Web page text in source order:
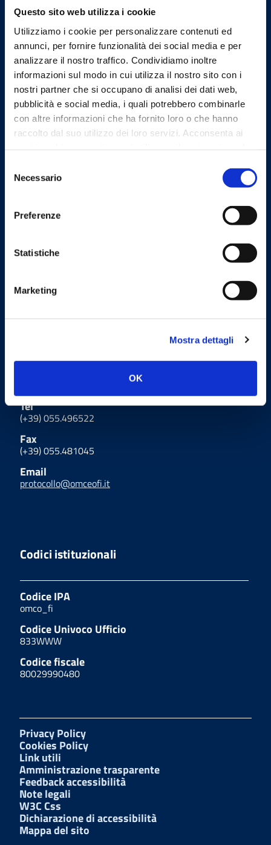
Questo sito web utilizza i cookie
Utilizziamo i cookie per personalizzare contenuti ed
annunci, per fornire funzionalità dei social media e per
analizzare il nostro traffico. Condividiamo inoltre
informazioni sul modo in cui utilizza il nostro sito con i
nostri partner che si occupano di analisi dei dati web,
pubblicità e social media, i quali potrebbero combinarle
con altre informazioni che ha fornito loro o che hanno
raccolto dal suo utilizzo dei loro servizi. Acconsenta ai
delNecessario
Preferenze
Statistiche
Marketing
Mostra dettagli
OK
protocollo@omceofi.it
Email PEC
segreteria.fi@pec.omceo.it
Linee Guida
guida di sviluppo per i servizi web
TRASFORMAZIONE DIGITALE.
Via Giulio Cesare Vanini 15 - 50129
Tel
(+39) 055.496522
Fax
(+39) 055.481045
Email
protocollo@omceofi.it
Codici istituzionali
Codice IPA
omco_fi
Codice Univoco Ufficio
833WWW
Codice fiscale
80029990480
Privacy Policy
Cookies Policy
Link utili
Amministrazione trasparente
Feedback accessibilità
Note legali
W3C Css
Dichiarazione di accessibilità
Mappa del sito